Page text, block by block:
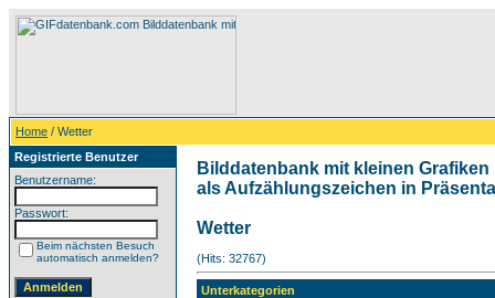
Home / Wetter
Registrierte Benutzer
Benutzername:
Passwort:
Beim nächsten Besuch
automatisch anmelden?
Bilddatenbank mit kleinen
als Aufzählungszeichen in
Wetter
(Hits: 32767)
Unterkategorien